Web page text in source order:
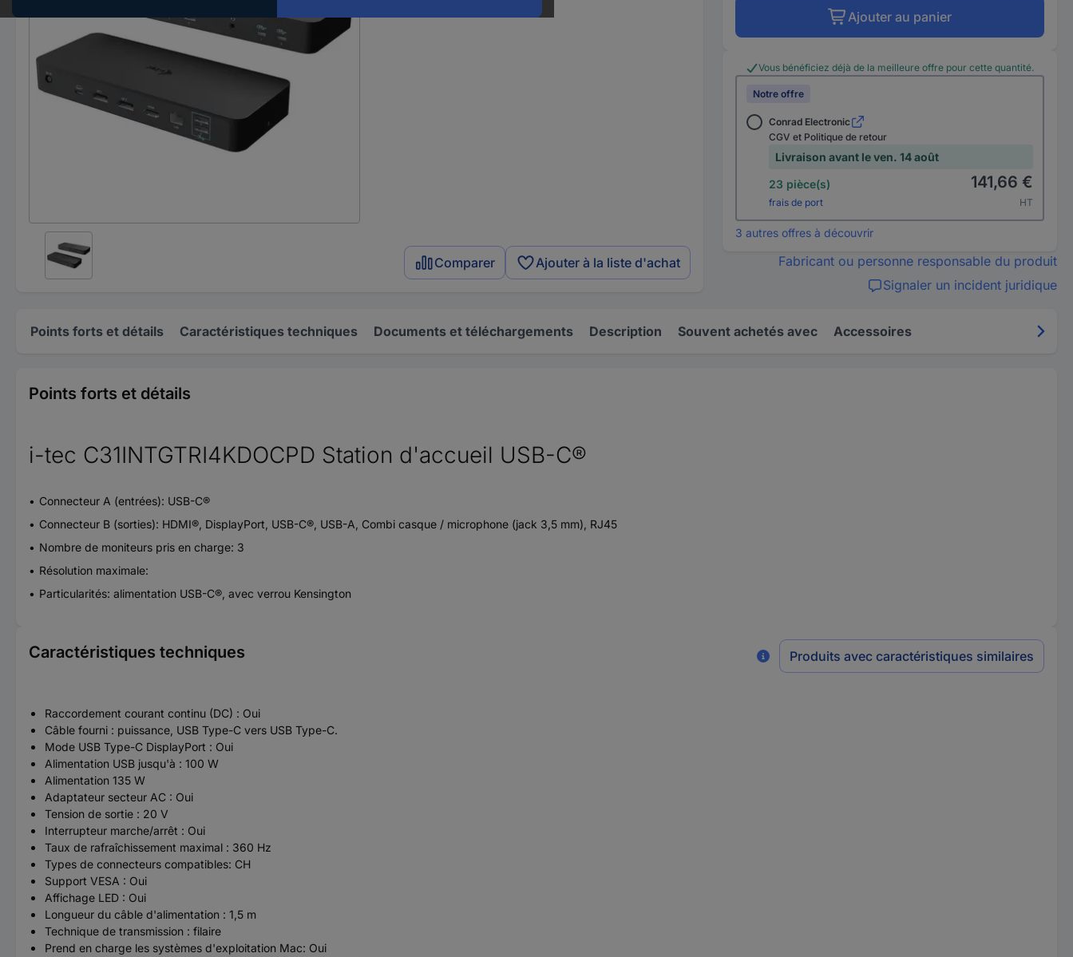
Comparer Ajouter à la liste d'achat
Ajouter au panier
Vous bénéficiez déjà de la meilleure offre pour cette quantité.
Notre offre
Conrad Electronic
CGV et Politique de retour
Livraison avant le ven. 14 août
23 pièce(s)
frais de port
141,66 €
HT
3 autres offres à découvrir
Fabricant ou personne responsable du produit
Signaler un incident juridique
Points forts et détails Caractéristiques techniques Documents et téléchargements Description Souvent achetés avec Accessoires
Points forts et détails
i-tec C31INTGTRI4KDOCPD Station d'accueil USB-C®
Connecteur A (entrées): USB-C®
Connecteur B (sorties): HDMI®, DisplayPort, USB-C®, USB-A, Combi casque / microphone (jack 3,5 mm), RJ45
Nombre de moniteurs pris en charge: 3
Résolution maximale:
Particularités: alimentation USB-C®, avec verrou Kensington
Caractéristiques techniques Produits avec caractéristiques similaires
Raccordement courant continu (DC) : Oui
Câble fourni : puissance, USB Type-C vers USB Type-C.
Mode USB Type-C DisplayPort : Oui
Alimentation USB jusqu'à : 100 W
Alimentation 135 W
Adaptateur secteur AC : Oui
Tension de sortie : 20 V
Interrupteur marche/arrêt : Oui
Taux de rafraîchissement maximal : 360 Hz
Types de connecteurs compatibles: CH
Support VESA : Oui
Affichage LED : Oui
Longueur du câble d'alimentation : 1,5 m
Technique de transmission : filaire
Prend en charge les systèmes d'exploitation Mac: Oui